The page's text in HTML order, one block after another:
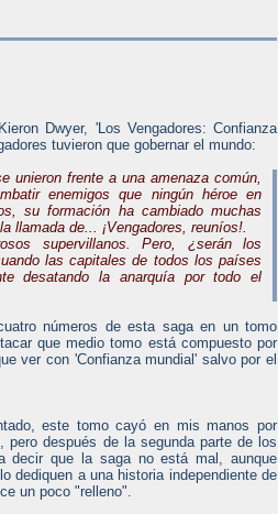
Dwyer, 'Los Vengadores: Confianza
tuvieron que gobernar el mundo:
unieron frente a una amenaza común,
enemigos que ningún héroe en
su formación ha cambiado muchas
llamada de... ¡Vengadores, reuníos!.
supervillanos. Pero, ¿serán los
las capitales de todos los países
desatando la anarquía por todo el
números de esta saga en un tomo
que medio tomo está compuesto por
ver con 'Confianza mundial' salvo por el
este tomo cayó en mis manos por
después de la segunda parte de los
decir que la saga no está mal, aunque
dediquen a una historia independiente de
un poco "relleno".